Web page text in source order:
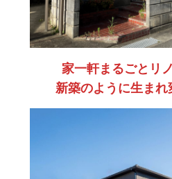
家一軒まるごとリ
新築のように生まれ